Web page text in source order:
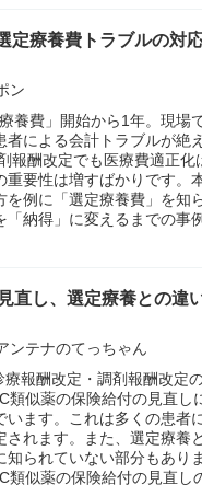
定療養費トラブルの対
ン
養費」開始から1年。現場
者による会計トラブルが絶え
報酬改定でも医療費適正化
重要性は増すばかりです。
を例に「選定療養費」を知
「納得」に変えるまでの事例
直し、選定療養との違
ンテナのてっちゃん
報酬改定・調剤報酬改定
類似薬の保険給付の見直し
います。これは多くの患者
されます。また、選定療養と
知られていない部分もありま
類似薬の保険給付の見直し